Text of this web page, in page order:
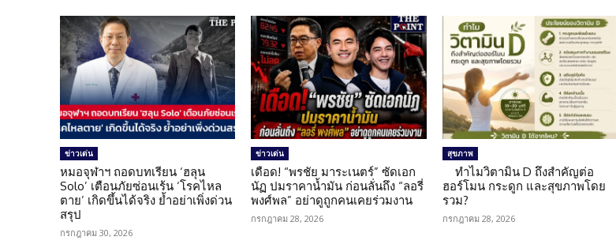
ข่าวเด่น
หมอจุฬาฯ ถอดบทเรียน ‘ฮลุน
Solo’ เตือนภัยซ่อนเร้น ‘โรคไหล
ตาย’ เกิดขึ้นได้จริง ย้ำอย่าเพิ่งด่วน
สรุป
กรกฎาคม 30, 2026
ข่าวเด่น
เดือด! “พรชัย มาระเนตร์” ซัดเอก
นัฏ ปมราคาน้ำมัน ก่อนลั่นถึง “ลอรี่
พงศ์พล” อย่าดูถูกคนเคยร่วมงาน
กรกฎาคม 28, 2026
สุขภาพ
ทำไมวิตามิน D ถึงสำคัญต่อ
ฮอร์โมน กระดูก และสุขภาพโดย
รวม?
กรกฎาคม 28, 2026